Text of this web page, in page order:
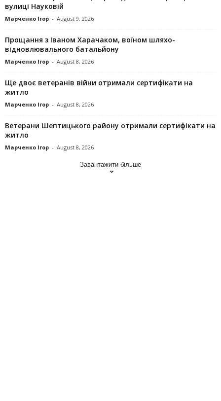
вулиці Науковій
Марченко Ігор - August 9, 2026
Прощання з Іваном Харачаком, воїном шляхо-
відновлювального батальйону
Марченко Ігор - August 8, 2026
Ще двоє ветеранів війни отримали сертифікати на
житло
Марченко Ігор - August 8, 2026
Ветерани Шептицького району отримали сертифікати на
житло
Марченко Ігор - August 8, 2026
Завантажити більше